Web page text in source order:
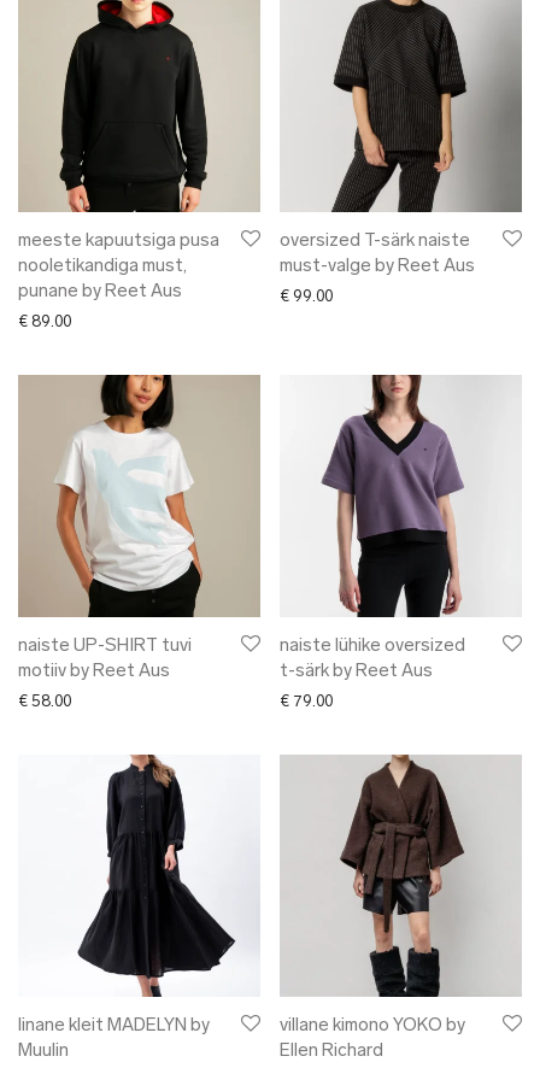
meeste kapuutsiga pusa
nooletikandiga must,
punane by Reet Aus
€ 89.00
oversized T-särk naiste
must-valge by Reet Aus
€ 99.00
naiste UP-SHIRT tuvi
motiiv by Reet Aus
€ 58.00
naiste lühike oversized
t-särk by Reet Aus
€ 79.00
linane kleit MADELYN by
Muulin
villane kimono YOKO by
Ellen Richard